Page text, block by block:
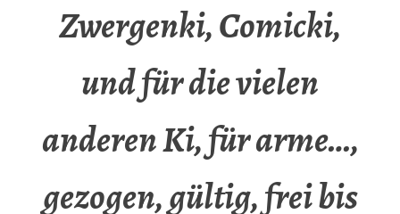
Zwergenki, Comicki,
und für die vielen
anderen Ki, für arme…,
gezogen, gültig, frei bis